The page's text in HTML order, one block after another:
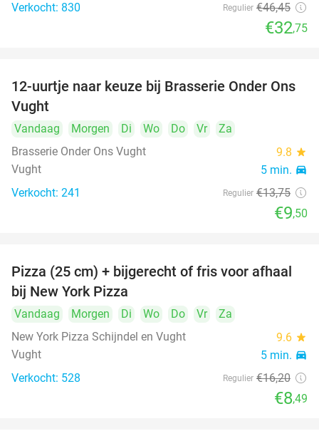
Verkocht: 830 Regulier €46,45
€32,75
31%
12-uurtje naar keuze bij Brasserie Onder Ons
Vught
Vandaag Morgen Di Wo Do Vr
Za
Brasserie Onder Ons Vught
9.8 star
Vught 5 min. directions_car
Verkocht: 241 Regulier €13,75
€9,50
48%
Pizza (25 cm) + bijgerecht of fris voor afhaal
bij New York Pizza
Vandaag Morgen Di Wo Do Vr
Za
New York Pizza Schijndel en Vught
9.6 star
Vught 5 min. directions_car
Verkocht: 528 Regulier €16,20
€8,49